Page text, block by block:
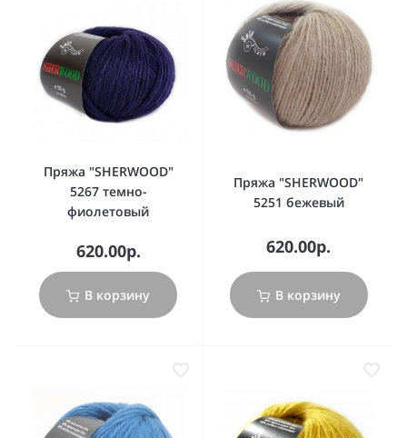
Пряжа "SHERWOOD"
5267 темно-
фиолетовый
620.00р.
В корзину
Пряжа "SHERWOOD"
5251 бежевый
620.00р.
В корзину